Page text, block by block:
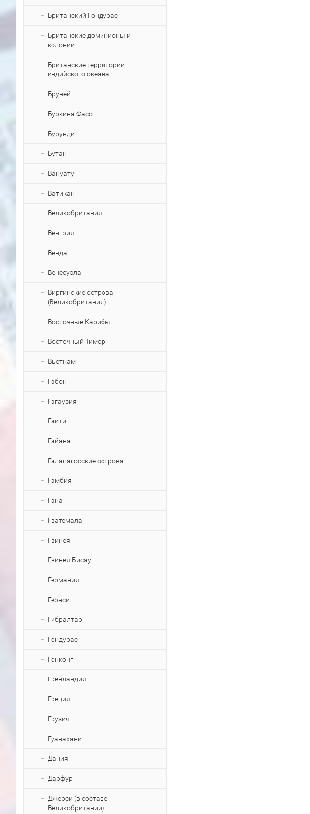
Британский Гондурас
Британские доминионы и
колонии
Британские территории
индийского океана
Бруней
Буркина Фасо
Бурунди
Бутан
Вануату
Ватикан
Великобритания
Венгрия
Венда
Венесуэла
Виргинские острова
(Великобритания)
Восточные Карибы
Восточный Тимор
Вьетнам
Габон
Гагаузия
Гаити
Гайана
Галапагосские острова
Гамбия
Гана
Гватемала
Гвинея
Гвинея Бисау
Германия
Гернси
Гибралтар
Гондурас
Гонконг
Гренландия
Греция
Грузия
Гуанахани
Дания
Дарфур
Джерси (в составе
Великобритании)